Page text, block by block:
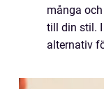
många
till din stil.
alternativ